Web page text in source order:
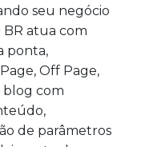
seu negócio
BR atua com
ponta,
Off Page,
blog com
de parâmetros